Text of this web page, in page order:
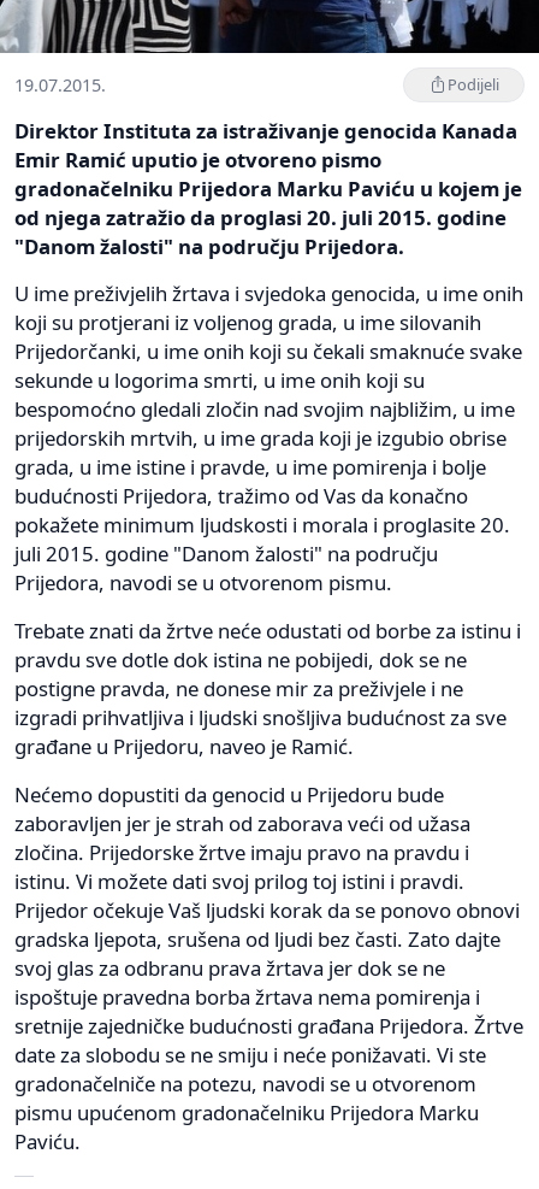
19.07.2015. Podijeli
Direktor Instituta za istraživanje genocida Kanada
Emir Ramić uputio je otvoreno pismo
gradonačelniku Prijedora Marku Paviću u kojem je
od njega zatražio da proglasi 20. juli 2015. godine
"Danom žalosti" na području Prijedora.
U ime preživjelih žrtava i svjedoka genocida, u ime onih
koji su protjerani iz voljenog grada, u ime silovanih
Prijedorčanki, u ime onih koji su čekali smaknuće svake
sekunde u logorima smrti, u ime onih koji su
bespomoćno gledali zločin nad svojim najbližim, u ime
prijedorskih mrtvih, u ime grada koji je izgubio obrise
grada, u ime istine i pravde, u ime pomirenja i bolje
budućnosti Prijedora, tražimo od Vas da konačno
pokažete minimum ljudskosti i morala i proglasite 20.
juli 2015. godine "Danom žalosti" na području
Prijedora, navodi se u otvorenom pismu.
Trebate znati da žrtve neće odustati od borbe za istinu i
pravdu sve dotle dok istina ne pobijedi, dok se ne
postigne pravda, ne donese mir za preživjele i ne
izgradi prihvatljiva i ljudski snošljiva budućnost za sve
građane u Prijedoru, naveo je Ramić.
Nećemo dopustiti da genocid u Prijedoru bude
zaboravljen jer je strah od zaborava veći od užasa
zločina. Prijedorske žrtve imaju pravo na pravdu i
istinu. Vi možete dati svoj prilog toj istini i pravdi.
Prijedor očekuje Vaš ljudski korak da se ponovo obnovi
gradska ljepota, srušena od ljudi bez časti. Zato dajte
svoj glas za odbranu prava žrtava jer dok se ne
ispoštuje pravedna borba žrtava nema pomirenja i
sretnije zajedničke budućnosti građana Prijedora. Žrtve
date za slobodu se ne smiju i neće ponižavati. Vi ste
gradonačelniče na potezu, navodi se u otvorenom
pismu upućenom gradonačelniku Prijedora Marku
Paviću.